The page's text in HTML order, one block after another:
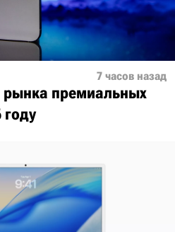
7 часов назад
рынка премиальных